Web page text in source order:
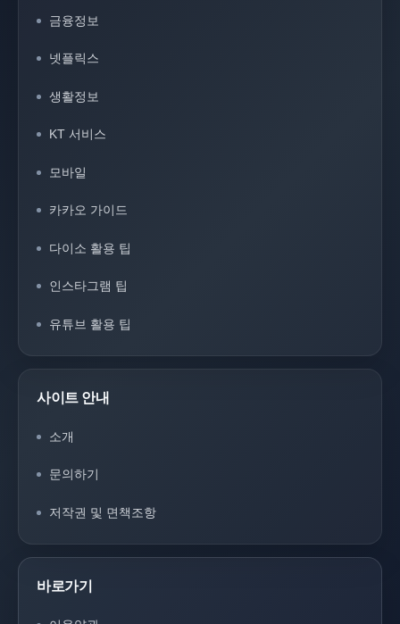
금융정보
넷플릭스
생활정보
KT 서비스
모바일
카카오 가이드
다이소 활용 팁
인스타그램 팁
유튜브 활용 팁
사이트 안내
소개
문의하기
저작권 및 면책조항
바로가기